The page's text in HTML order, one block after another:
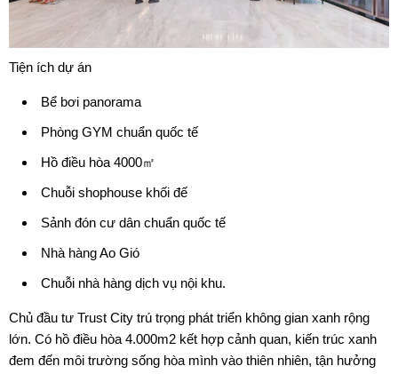
Tiện ích dự án
Bể bơi panorama
Phòng GYM chuẩn quốc tế
Hồ điều hòa 4000㎡
Chuỗi shophouse khối đế
Sảnh đón cư dân chuẩn quốc tế
Nhà hàng Ao Gió
Chuỗi nhà hàng dịch vụ nội khu.
Chủ đầu tư Trust City trú trọng phát triển không gian xanh rộng
lớn. Có hồ điều hòa 4.000m2 kết hợp cảnh quan, kiến trúc xanh
đem đến môi trường sống hòa mình vào thiên nhiên, tận hưởng